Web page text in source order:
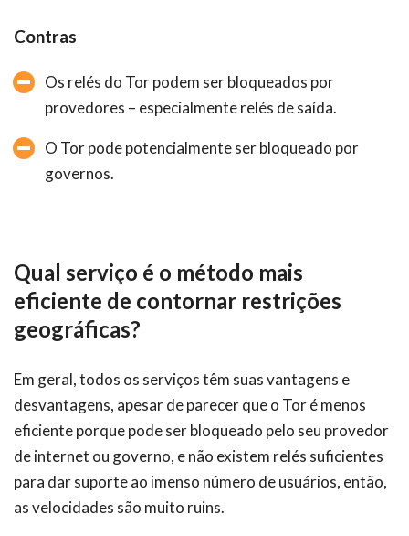
Contras
Os relés do Tor podem ser bloqueados por
provedores – especialmente relés de saída.
O Tor pode potencialmente ser bloqueado por
governos.
Qual serviço é o método mais
eficiente de contornar restrições
geográficas?
Em geral, todos os serviços têm suas vantagens e
desvantagens, apesar de parecer que o Tor é menos
eficiente porque pode ser bloqueado pelo seu provedor
de internet ou governo, e não existem relés suficientes
para dar suporte ao imenso número de usuários, então,
as velocidades são muito ruins.